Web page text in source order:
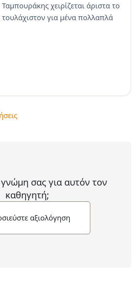
χειρίζεται άριστα το
τουλάχιστον για μένα πολλαπλά
γνώμη σας για αυτόν τον
καθηγητή;
αξιολόγηση